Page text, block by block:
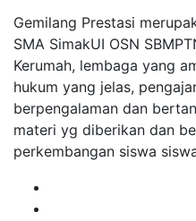
Gemilang Prestasi
SMA SimakUI OSN
Kerumah, lembaga yang
hukum yang jelas,
berpengalaman dan
materi yg diberikan dan
perkembangan siswa